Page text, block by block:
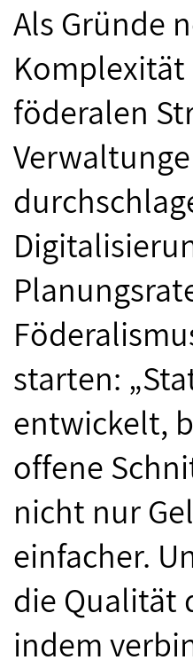
Als Gründe
Komplexität
föderalen
starten:
entwickelt,
offene
nicht nur
einfacher.
die Qualität
indem